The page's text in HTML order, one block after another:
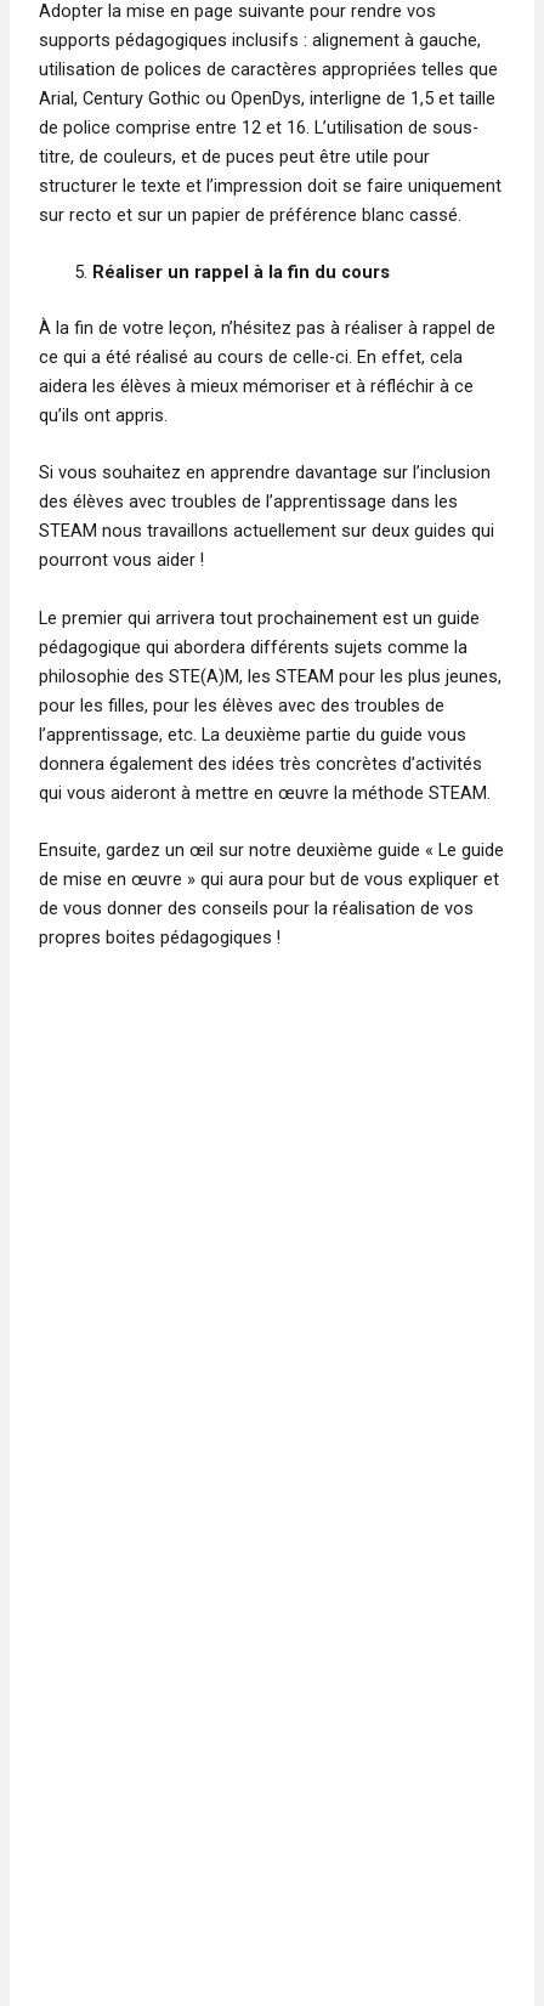
Adopter la mise en page suivante pour rendre vos
supports pédagogiques inclusifs : alignement à gauche,
utilisation de polices de caractères appropriées telles que
Arial, Century Gothic ou OpenDys, interligne de 1,5 et taille
de police comprise entre 12 et 16. L’utilisation de sous-
titre, de couleurs, et de puces peut être utile pour
structurer le texte et l’impression doit se faire uniquement
sur recto et sur un papier de préférence blanc cassé.
Réaliser un rappel à la fin du cours
À la fin de votre leçon, n’hésitez pas à réaliser à rappel de
ce qui a été réalisé au cours de celle-ci. En effet, cela
aidera les élèves à mieux mémoriser et à réfléchir à ce
qu’ils ont appris.
Si vous souhaitez en apprendre davantage sur l’inclusion
des élèves avec troubles de l’apprentissage dans les
STEAM nous travaillons actuellement sur deux guides qui
pourront vous aider !
Le premier qui arrivera tout prochainement est un guide
pédagogique qui abordera différents sujets comme la
philosophie des STE(A)M, les STEAM pour les plus jeunes,
pour les filles, pour les élèves avec des troubles de
l’apprentissage, etc. La deuxième partie du guide vous
donnera également des idées très concrètes d’activités
qui vous aideront à mettre en œuvre la méthode STEAM.
Ensuite, gardez un œil sur notre deuxième guide « Le guide
de mise en œuvre » qui aura pour but de vous expliquer et
de vous donner des conseils pour la réalisation de vos
propres boites pédagogiques !